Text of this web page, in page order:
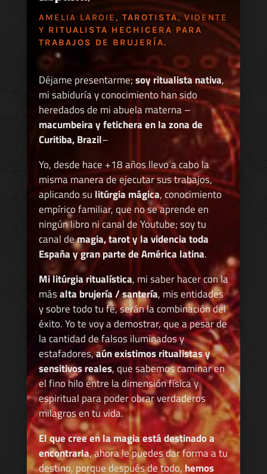
AMELIA LAROIE, TAROTISTA, VIDENTE
Y RITUALISTA HECHICERA PARA
TRABAJOS DE BRUJERÍA.
Déjame presentarme;soy ritualista nativa,
mi sabiduría y conocimiento han sido
heredados de mi abuela materna –
macumbeira y fetichera en la zona de
Curitiba, Brazil–
Yo, desde hace +18 años llevo a cabo la
misma manera de ejecutar sus trabajos,
aplicando su litúrgia mágica, conocimiento
empírico familiar, que no se aprende en
ningún libro ni canal de Youtube; soy tu
canal demagia, tarot y la videncia toda
España y gran parte de América latina.
Mi litúrgia ritualística, mi saber hacer con la
másalta brujería / santería, mis entidades
y sobre todo tu fé, serán la combinación del
éxito. Yo te voy a demostrar, que a pesar de
la cantidad de falsos iluminados y
estafadores,aún existimos ritualistas y
sensitivos reales, que sabemos caminar en
el fino hilo entre la dimensión física y
espiritual para poder obrar verdaderos
milagros en tu vida.
El que cree en la magia está destinado a
encontrarla, ahora le puedes dar forma a tu
destino, porque después de todo, hemos